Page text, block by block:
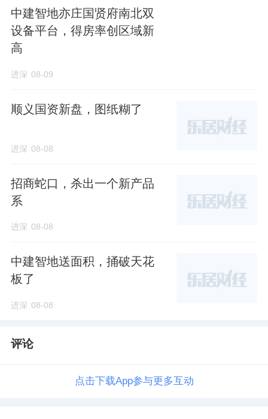
中建智地亦庄国贤府南北双
设备平台，得房率创区域新
高
进深 08-09
顺义国资新盘，图纸糊了
进深 08-08
招商蛇口，杀出一个新产品
系
进深 08-08
中建智地送面积，捅破天花
板了
进深 08-08
评论
点击下载App参与更多互动